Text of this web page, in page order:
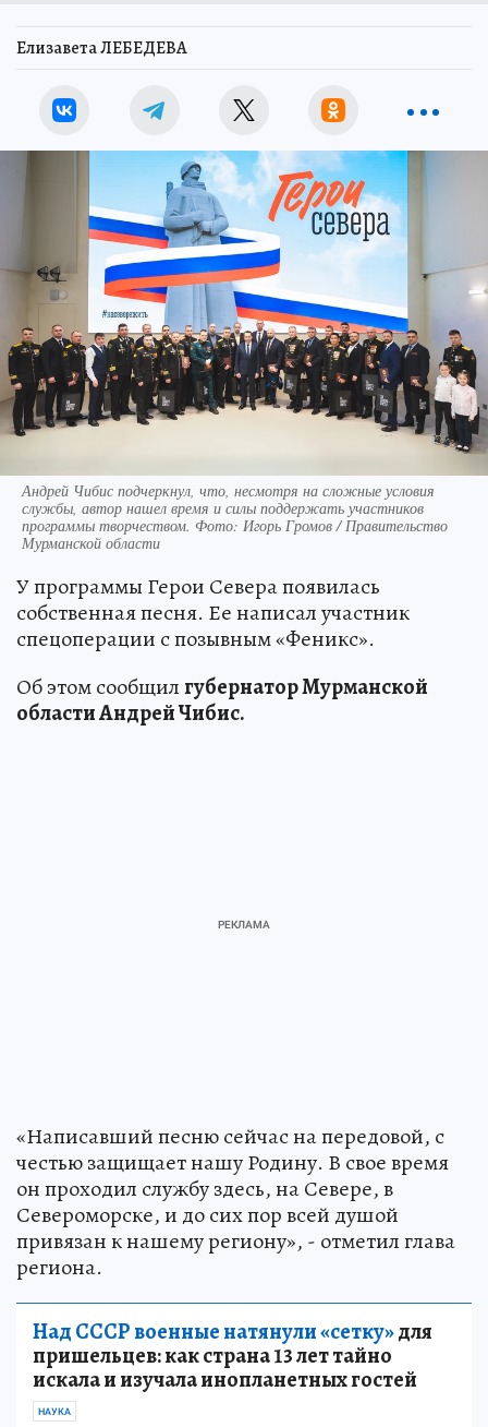
Елизавета ЛЕБЕДЕВА
Андрей Чибис подчеркнул, что, несмотря на сложные условия
службы, автор нашел время и силы поддержать участников
программы творчеством. Фото: Игорь Громов / Правительство
Мурманской области
У программы Герои Севера появилась
собственная песня. Ее написал участник
спецоперации с позывным «Феникс».
Об этом сообщилгубернатор Мурманской
области Андрей Чибис.
«Написавший песню сейчас на передовой, с
честью защищает нашу Родину. В свое время
он проходил службу здесь, на Севере, в
Североморске, и до сих пор всей душой
привязан к нашему региону», - отметил глава
региона.
Над СССР военные натянули «сетку»для
пришельцев: как страна 13 лет тайно
искала и изучала инопланетных гостей
НАУКА